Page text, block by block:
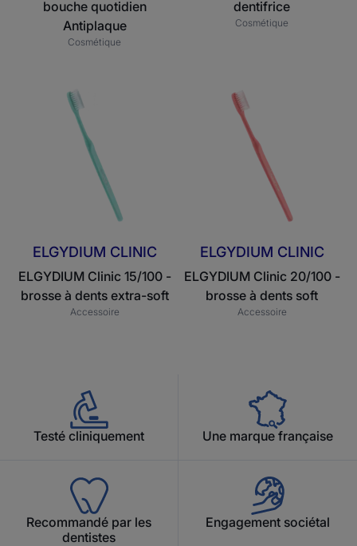
bouche quotidien
Antiplaque
Cosmétique
dentifrice
Cosmétique
brosse
à
dents
extra-
ELGYDIUM CLINIC
ELGYDIUM Clinic 15/100 -
brosse à dents extra-soft
Accessoire
brosse
à
dents
ELGYDIUM CLINIC
ELGYDIUM Clinic 20/100 -
brosse à dents soft
Accessoire
Testé cliniquement Une marque française
Recommandé par les
dentistes
Engagement sociétal